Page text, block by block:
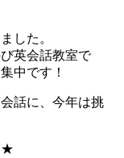
した。
英会話教室で
中です！
話に、今年は挑
★